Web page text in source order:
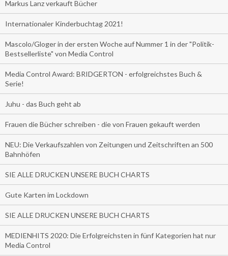
Markus Lanz verkauft Bücher
Internationaler Kinderbuchtag 2021!
Mascolo/Gloger in der ersten Woche auf Nummer 1 in der "Politik-
Bestsellerliste" von Media Control
Media Control Award: BRIDGERTON - erfolgreichstes Buch &
Serie!
Juhu - das Buch geht ab
Frauen die Bücher schreiben - die von Frauen gekauft werden
NEU: Die Verkaufszahlen von Zeitungen und Zeitschriften an 500
Bahnhöfen
SIE ALLE DRUCKEN UNSERE BUCH CHARTS
Gute Karten im Lockdown
SIE ALLE DRUCKEN UNSERE BUCH CHARTS
MEDIENHITS 2020: Die Erfolgreichsten in fünf Kategorien hat nur
Media Control